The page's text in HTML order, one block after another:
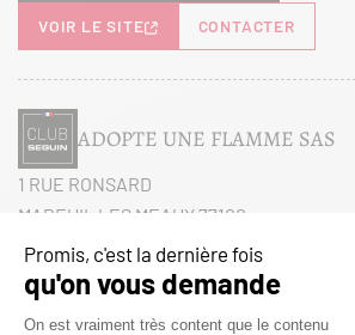
VOIR LE SITE CONTACTER
ADOPTE UNE FLAMME SAS
1 RUE RONSARD
MAREUIL LES MEAUX 77100
Itinéraire
Tél :01 60 38 27 26